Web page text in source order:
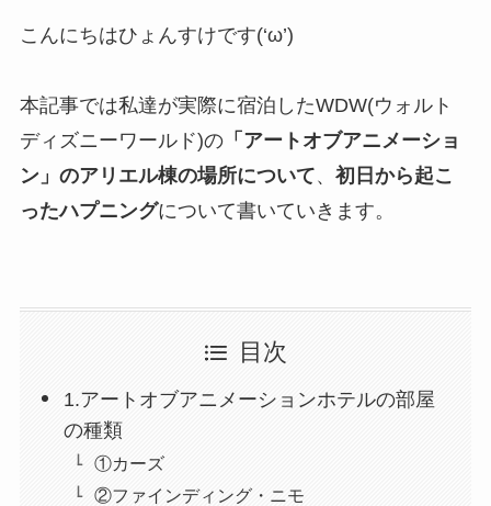
こんにちはひょんすけです(‘ω’)
本記事では私達が実際に宿泊したWDW(ウォルト
ディズニーワールド)の「アートオブアニメーショ
ン」のアリエル棟の場所について、 初日から起こ
ったハプニングについて書いていきます。
目次
1.アートオブアニメーションホテルの部屋
の種類
①カーズ
②ファインディング・ニモ